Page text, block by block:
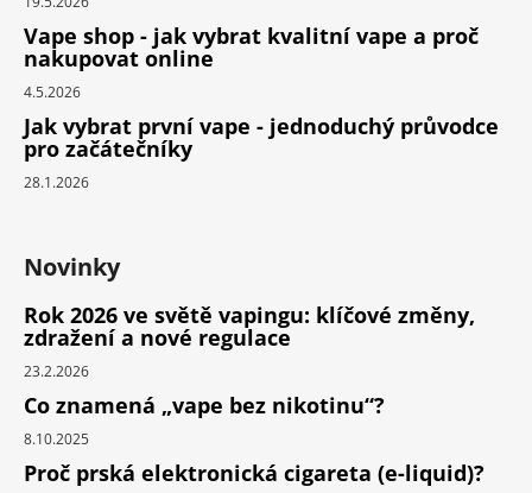
Vape shop - jak vybrat kvalitní vape a proč
nakupovat online
4.5.2026
Jak vybrat první vape - jednoduchý průvodce
pro začátečníky
28.1.2026
Novinky
Rok 2026 ve světě vapingu: klíčové změny,
zdražení a nové regulace
23.2.2026
Co znamená „vape bez nikotinu“?
8.10.2025
Proč prská elektronická cigareta (e-liquid)?